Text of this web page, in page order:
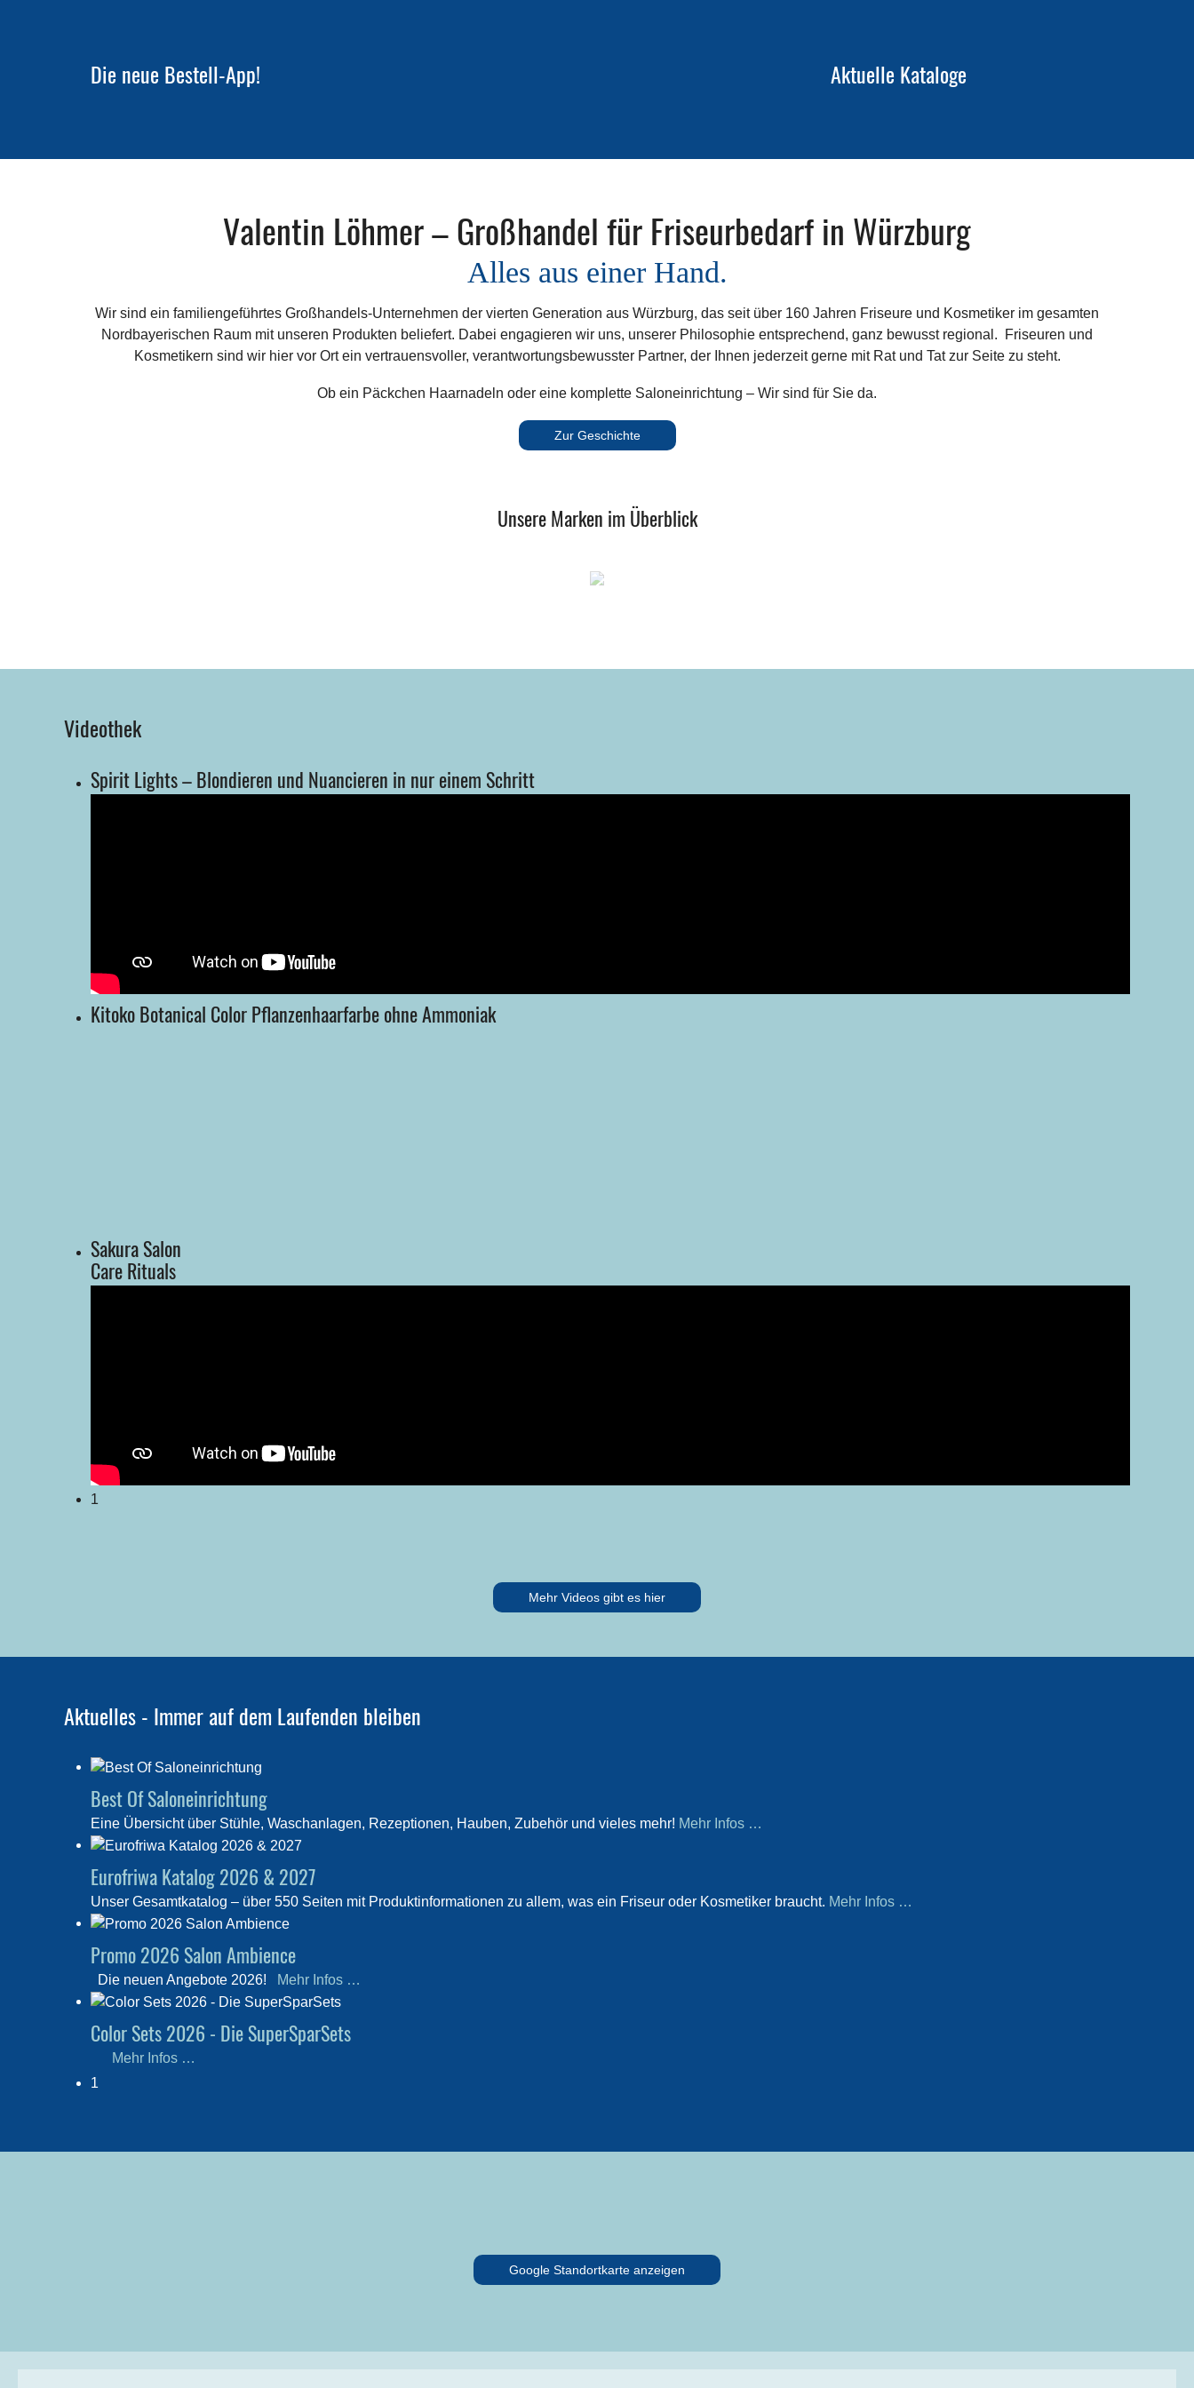
Die neue Bestell-App! Aktuelle Kataloge
Valentin Löhmer – Großhandel für Friseurbedarf in Würzburg
Alles aus einer Hand.
Wir sind ein familiengeführtes Großhandels-Unternehmen der vierten Generation aus Würzburg, das seit über 160 Jahren Friseure und Kosmetiker im gesamten
Nordbayerischen Raum mit unseren Produkten beliefert. Dabei engagieren wir uns, unserer Philosophie entsprechend, ganz bewusst regional. Friseuren und
Kosmetikern sind wir hier vor Ort ein vertrauensvoller, verantwortungsbewusster Partner, der Ihnen jederzeit gerne mit Rat und Tat zur Seite zu steht.
Ob ein Päckchen Haarnadeln oder eine komplette Saloneinrichtung – Wir sind für Sie da.
Zur Geschichte
Unsere Marken im Überblick
Videothek
Spirit Lights – Blondieren und Nuancieren in nur einem Schritt
Kitoko Botanical Color Pflanzenhaarfarbe ohne Ammoniak
Sakura Salon
Care Rituals
1
Mehr Videos gibt es hier
Aktuelles - Immer auf dem Laufenden bleiben
Best Of Saloneinrichtung
Eine Übersicht über Stühle, Waschanlagen, Rezeptionen, Hauben, Zubehör und vieles mehr! Mehr Infos …
Eurofriwa Katalog 2026 & 2027
Unser Gesamtkatalog – über 550 Seiten mit Produktinformationen zu allem, was ein Friseur oder Kosmetiker braucht. Mehr Infos …
Promo 2026 Salon Ambience
Die neuen Angebote 2026! Mehr Infos …
Color Sets 2026 - Die SuperSparSets
Mehr Infos …
1
Google Standortkarte anzeigen